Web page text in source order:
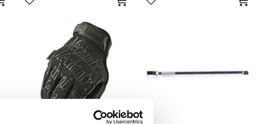
Lägg till i favoriter Lägg till i favoriter